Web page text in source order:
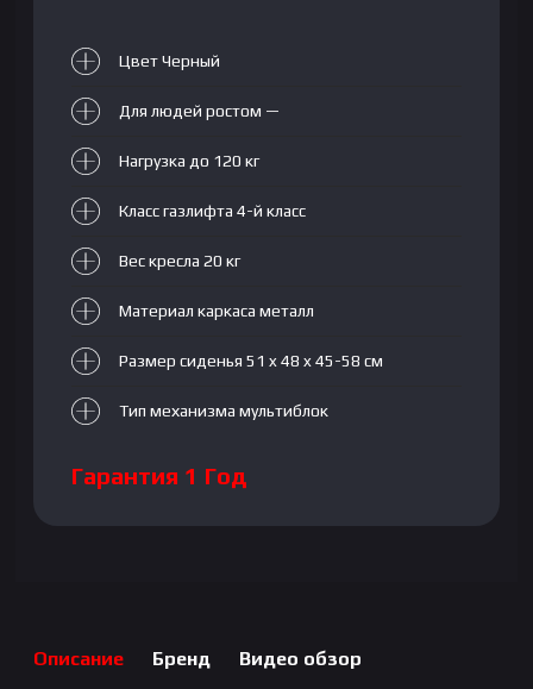
Цвет Черный
Для людей ростом —
Нагрузка до 120 кг
Класс газлифта 4-й класс
Вес кресла 20 кг
Материал каркаса металл
Размер сиденья 51 x 48 x 45-58 см
Тип механизма мультиблок
Гарантия 1 Год
Описание Бренд Видео обзор